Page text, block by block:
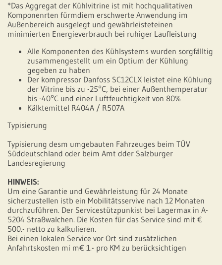
*Das Aggregat der Kühlvitrine ist mit hochqualitativen
Komponenrten fürmdiem erschwerte Anwendung im
Außenbereich ausgelegt und gewährleisteteinen
minimierten Energieverbrauch bei ruhiger Laufleistung
Alle Komponenten des Kühlsystems wurden sorgfälltig
zusammengestellt um ein Optium der Kühlung
gegeben zu haben
Der kompressor Danfoss SC12CLX leistet eine Kühlung
der Vitrine bis zu -25°C, bei einer Außenthemperatur
bis -40°C und einer Luftfeuchtigkeit von 80%
Kälktemittel R404A / R507A
Typisierung
Typisierung desm umgebauten Fahrzeuges beim TÜV
Süddeutschland oder beim Amt dder Salzburger
Landesregierung
HINWEIS:
Um eine Garantie und Gewährleistung für 24 Monate
sicherzustellen istb ein Mobilitätsservive nach 12 Monaten
durchzuführen. Der Servicestützpunkist bei Lagermax in A-
5204 Straßwalchen. Die Kosten für das Service sind mit €
500.- netto zu kalkulieren.
Bei einen lokalen Service vor Ort sind zusätzlichen
Anfahrtskosten mi m€ 1.- pro KM zu berücksichtigen